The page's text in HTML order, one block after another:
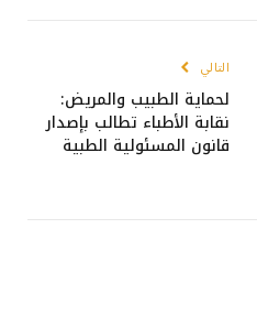
التالي
لحماية الطبيب والمريض:
نقابة الأطباء تطالب بإصدار
قانون المسئولية الطبية